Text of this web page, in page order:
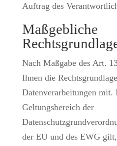
Auftrag des
Maßgebliche
Nach Maßgabe des Art.
Ihnen die
Datenverarbeitungen mit.
Geltungsbereich der
der EU und des EWG